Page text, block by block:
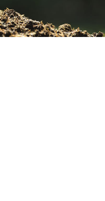
O UNIVERSO AGRÍCOLA
SIMPLES E DIVERTIDO.